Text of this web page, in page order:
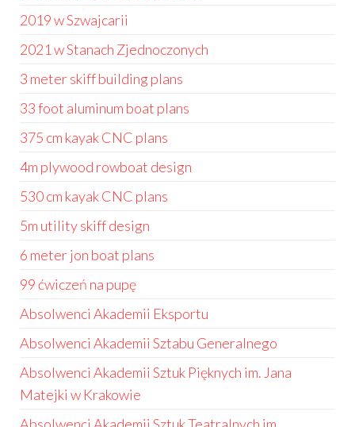
2019 w Szwajcarii
2021 w Stanach Zjednoczonych
3 meter skiff building plans
33 foot aluminum boat plans
375 cm kayak CNC plans
4m plywood rowboat design
530 cm kayak CNC plans
5m utility skiff design
6 meter jon boat plans
99 ćwiczeń na pupę
Absolwenci Akademii Eksportu
Absolwenci Akademii Sztabu Generalnego
Absolwenci Akademii Sztuk Pięknych im. Jana
Matejki w Krakowie